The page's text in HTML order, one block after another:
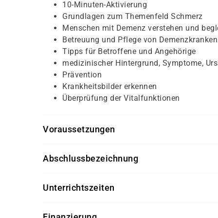
10-Minuten-Aktivierung
Grundlagen zum Themenfeld Schmerz
Menschen mit Demenz verstehen und
Betreuung und Pflege von Demenzkranken
Tipps für Betroffene und Angehörige
medizinischer Hintergrund, Symptome,
Prävention
Krankheitsbilder erkennen
Überprüfung der Vitalfunktionen
Voraussetzungen
fachlichen Vorkenntnisse erforderlich, aber die
kommunikative Kompetenz
Abschlussbezeichnung
Unterrichtszeiten